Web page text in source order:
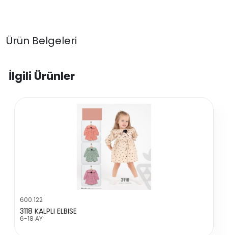
Ürün Belgeleri
İlgili Ürünler
600.122
3118 KALPLI ELBISE
6-18 AY